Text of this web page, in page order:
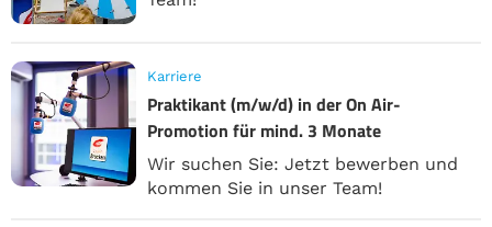
Karriere
Praktikant (m/w/d) in der On Air-
Promotion für mind. 3 Monate
Wir suchen Sie: Jetzt bewerben und
kommen Sie in unser Team!